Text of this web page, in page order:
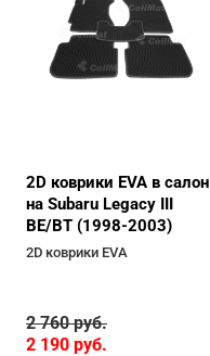
2D коврики EVA в салон
на Subaru Legacy III
BE/BT (1998-2003)
2D коврики EVA
2 760руб.
2 190 руб.